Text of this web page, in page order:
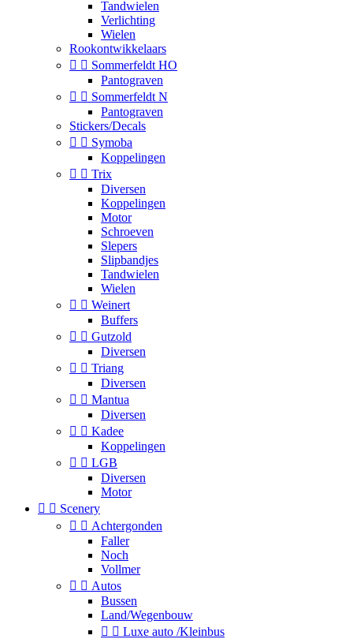
Tandwielen
Verlichting
Wielen
Rookontwikkelaars
  Sommerfeldt HO
Pantograven
  Sommerfeldt N
Pantograven
Stickers/Decals
  Symoba
Koppelingen
  Trix
Diversen
Koppelingen
Motor
Schroeven
Slepers
Slipbandjes
Tandwielen
Wielen
  Weinert
Buffers
  Gutzold
Diversen
  Triang
Diversen
  Mantua
Diversen
  Kadee
Koppelingen
  LGB
Diversen
Motor
  Scenery
  Achtergonden
Faller
Noch
Vollmer
  Autos
Bussen
Land/Wegenbouw
  Luxe auto /Kleinbus